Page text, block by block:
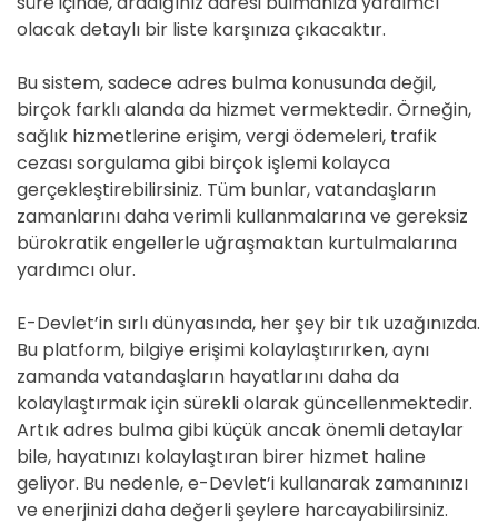
olacak detaylı bir liste karşınıza çıkacaktır.
Bu sistem, sadece adres bulma konusunda değil,
birçok farklı alanda da hizmet vermektedir. Örneğin,
sağlık hizmetlerine erişim, vergi ödemeleri, trafik
cezası sorgulama gibi birçok işlemi kolayca
gerçekleştirebilirsiniz. Tüm bunlar, vatandaşların
zamanlarını daha verimli kullanmalarına ve gereksiz
bürokratik engellerle uğraşmaktan kurtulmalarına
yardımcı olur.
E-Devlet’in sırlı dünyasında, her şey bir tık uzağınızda.
Bu platform, bilgiye erişimi kolaylaştırırken, aynı
zamanda vatandaşların hayatlarını daha da
kolaylaştırmak için sürekli olarak güncellenmektedir.
Artık adres bulma gibi küçük ancak önemli detaylar
bile, hayatınızı kolaylaştıran birer hizmet haline
geliyor. Bu nedenle, e-Devlet’i kullanarak zamanınızı
ve enerjinizi daha değerli şeylere harcayabilirsiniz.